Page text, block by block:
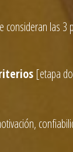
consideran las 3
[etapa